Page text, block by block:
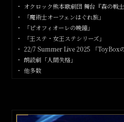
オクロック熊本歌劇団 舞台『森の戦
「魔術士オーフェンはぐれ旅」
「ピオフィオーレの晩鐘」
「王ステ・女王ステシリーズ」
22/7 Summer Live 2025 「ToyBoxの
朗読劇「人間失格」
他多数